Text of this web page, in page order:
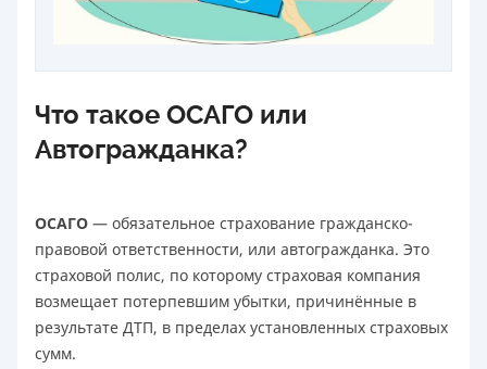
Что такое ОСАГО или
Автогражданка?
ОСАГО — обязательное страхование гражданско-
правовой ответственности, или автогражданка. Это
страховой полис, по которому страховая компания
возмещает потерпевшим убытки, причинённые в
результате ДТП, в пределах установленных страховых
сумм.